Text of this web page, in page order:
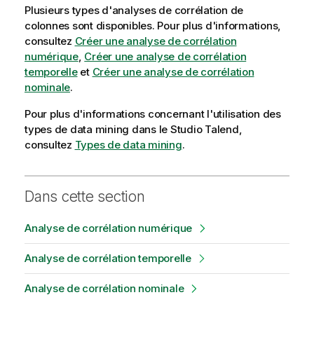
Plusieurs types d'analyses de corrélation de
colonnes sont disponibles. Pour plus d'informations,
consultez Créer une analyse de corrélation
numérique, Créer une analyse de corrélation
temporelleet Créer une analyse de corrélation
nominale.
Pour plus d'informations concernant l'utilisation des
types de data mining dans le Studio Talend,
consultez Types de data mining.
Dans cette section
Analyse de corrélation numérique
Analyse de corrélation temporelle
Analyse de corrélation nominale